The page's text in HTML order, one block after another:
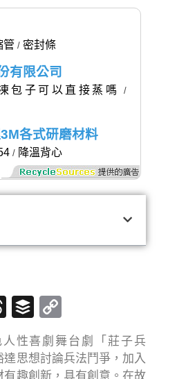
管 / 密封條
有限公司
包子可以直接蒸嗎 /
各式研磨材料
/ 降溫背心
Threads
Buffer
Link
性喜劇舞台劇「莊子兵
思想討論兵法鬥爭，加入
有趣創新，具有創意。在故